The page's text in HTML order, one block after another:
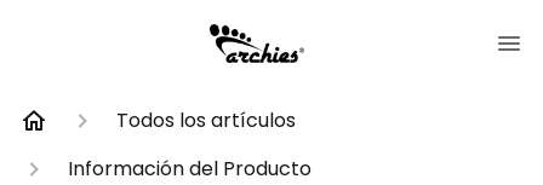
Todos los artículos
Información del Producto